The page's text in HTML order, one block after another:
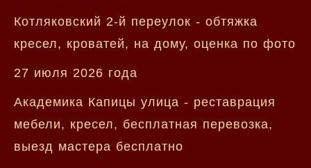
Котляковский 2-й переулок - обтяжка
кресел, кроватей, на дому, оценка по фото
27 июля 2026 года
Академика Капицы улица - реставрация
мебели, кресел, бесплатная перевозка,
выезд мастера бесплатно